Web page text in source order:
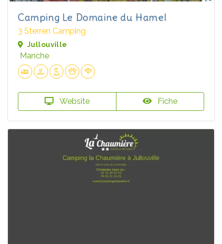
Camping Le Domaine du Hamel
3 Sterren Camping
Jullouville
Manche
Website Fiche